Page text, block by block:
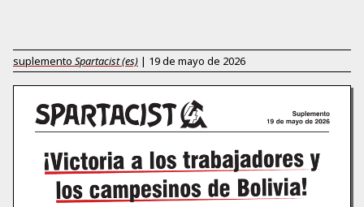
suplemento Spartacist (es) | 19 de mayo de 2026